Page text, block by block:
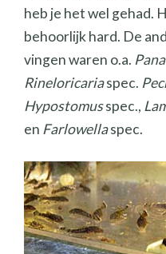
heb je het wel gehad.
behoorlijk hard. De
vingen waren o.a.
Rineloricariaspec.
Hypostomusspec.,
en Farlowellaspec.